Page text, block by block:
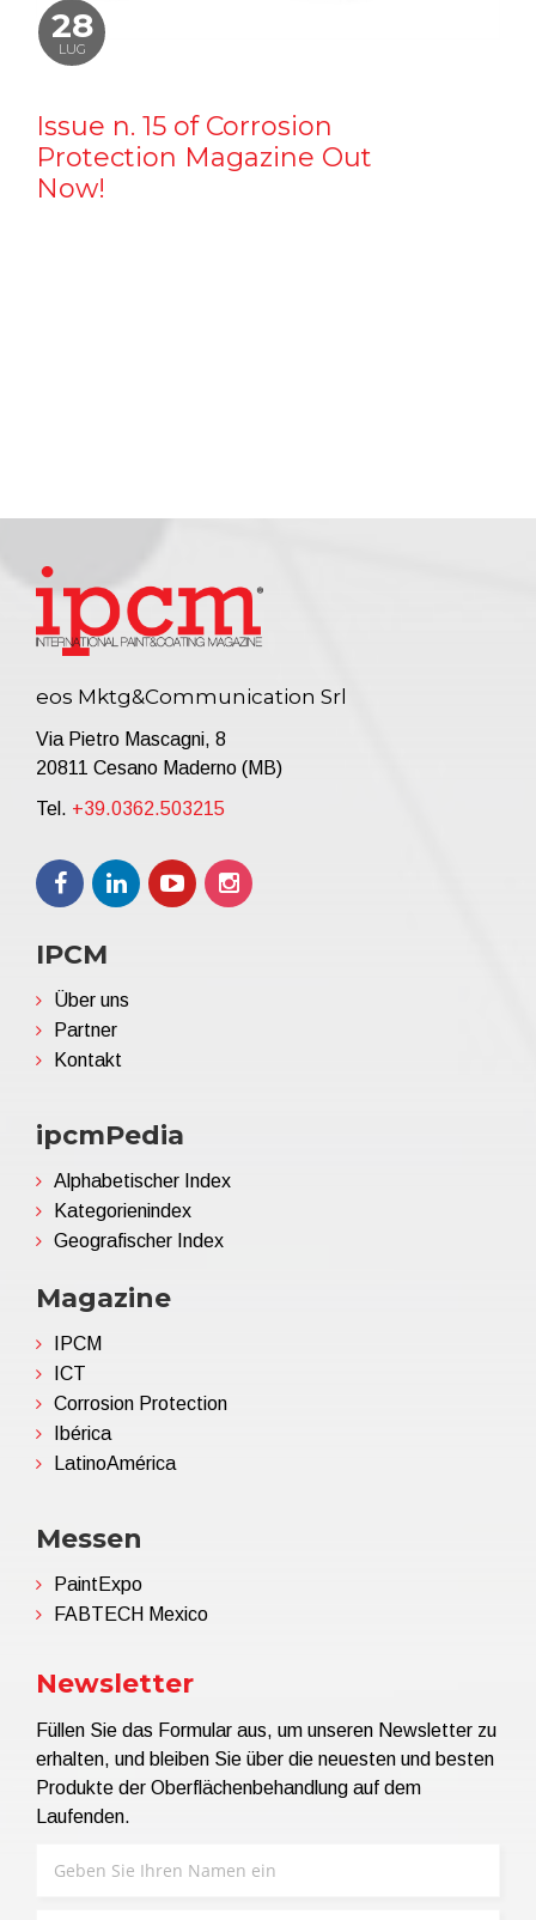
28
LUG
Issue n. 15 of Corrosion
Protection Magazine Out
Now!
eos Mktg&Communication Srl
Via Pietro Mascagni, 8
20811 Cesano Maderno (MB)
Tel. +39.0362.503215
IPCM
Über uns
Partner
Kontakt
ipcmPedia
Alphabetischer Index
Kategorienindex
Geografischer Index
Magazine
IPCM
ICT
Corrosion Protection
Ibérica
LatinoAmérica
Messen
PaintExpo
FABTECH Mexico
Newsletter
Füllen Sie das Formular aus, um unseren Newsletter zu
erhalten, und bleiben Sie über die neuesten und besten
Produkte der Oberflächenbehandlung auf dem
Laufenden.